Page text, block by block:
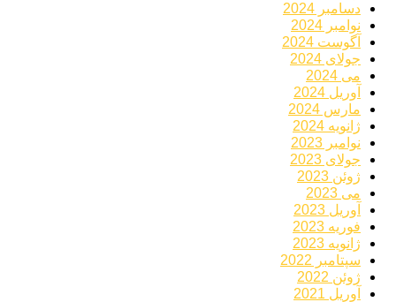
دسامبر 2024
نوامبر 2024
آگوست 2024
جولای 2024
می 2024
آوریل 2024
مارس 2024
ژانویه 2024
نوامبر 2023
جولای 2023
ژوئن 2023
می 2023
آوریل 2023
فوریه 2023
ژانویه 2023
سپتامبر 2022
ژوئن 2022
آوریل 2021